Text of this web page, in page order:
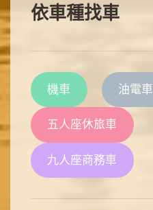
依車種找車
機車 油電車
五人座休旅車
九人座商務車